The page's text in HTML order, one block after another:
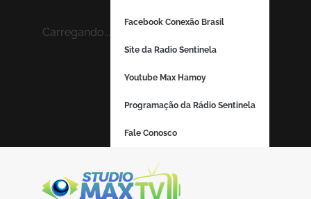
Carregando...
Facebook Conexão Brasil
Site da Radio Sentinela
Youtube Max Hamoy
Programação da Rádio Sentinela
Fale Conosco